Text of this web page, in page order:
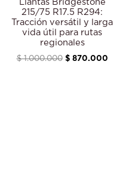
Llantas Bridgestone
215/75 R17.5 R294:
Tracción versátil y larga
vida útil para rutas
regionales
$1.000.000 $870.000